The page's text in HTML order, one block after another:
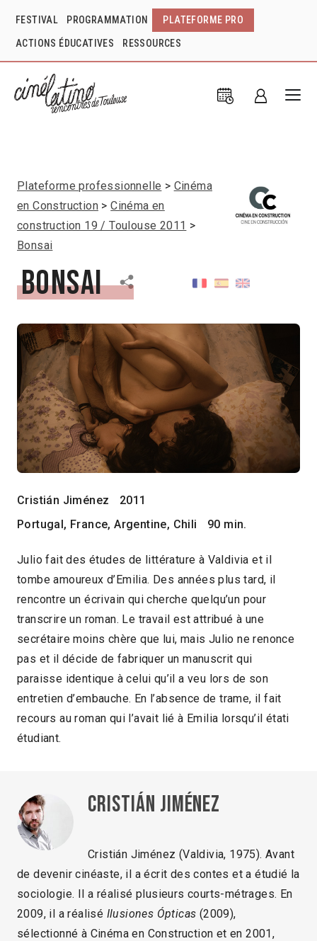
FESTIVAL PROGRAMMATION PLATEFORME PRO
ACTIONS ÉDUCATIVES RESSOURCES
Plateforme professionnelle
Cinéma
en Construction
Cinéma en
construction 19 / Toulouse 2011
Bonsai
Bonsai
Cristián Jiménez
2011
Portugal, France, Argentine, Chili
90 min.
Julio fait des études de littérature à Valdivia et il
tombe amoureux d’Emilia. Des années plus tard, il
rencontre un écrivain qui cherche quelqu’un pour
transcrire un roman. Le travail est attribué à une
secrétaire moins chère que lui, mais Julio ne renonce
pas et il décide de fabriquer un manuscrit qui
paraisse identique à celui qu’il a veu lors de son
entretien d’embauche. En l’absence de trame, il fait
recours au roman qui l’avait lié à Emilia lorsqu’il étati
étudiant.
Cristián Jiménez
Cristián Jiménez (Valdivia, 1975). Avant
de devenir cinéaste, il a écrit des contes et a étudié la
sociologie. Il a réalisé plusieurs courts-métrages. En
2009, il a réalisé Ilusiones Ópticas (2009),
sélectionné à Cinéma en Construction et en 2001,